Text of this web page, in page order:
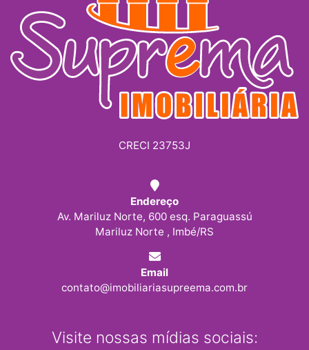
CRECI 23753J
Endereço
Av. Mariluz Norte, 600 esq. Paraguassú
Mariluz Norte , Imbé/RS
Email
contato@imobiliariasupreema.com.br
Visite nossas mídias sociais: